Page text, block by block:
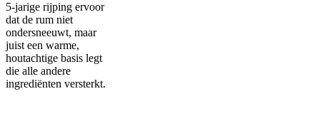
5-jarige rijping ervoor
dat de rum niet
ondersneeuwt, maar
juist een warme,
houtachtige basis legt
die alle andere
ingrediënten versterkt.